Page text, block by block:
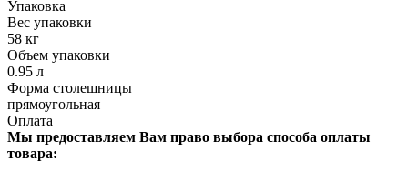
Упаковка
Вес упаковки
58 кг
Объем упаковки
0.95 л
Форма столешницы
прямоугольная
Оплата
Мы предоставляем Вам право выбора способа оплаты
товара: